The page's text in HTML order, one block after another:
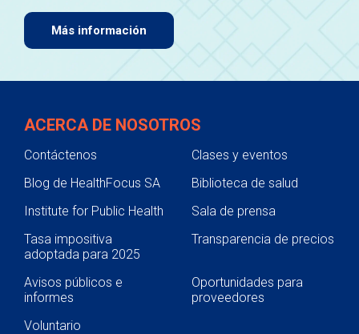
Más información
ACERCA DE NOSOTROS
Contáctenos
Clases y eventos
Blog de HealthFocus SA
Biblioteca de salud
Institute for Public Health
Sala de prensa
Tasa impositiva
adoptada para 2025
Transparencia de precios
Avisos públicos e
informes
Oportunidades para
proveedores
Voluntario